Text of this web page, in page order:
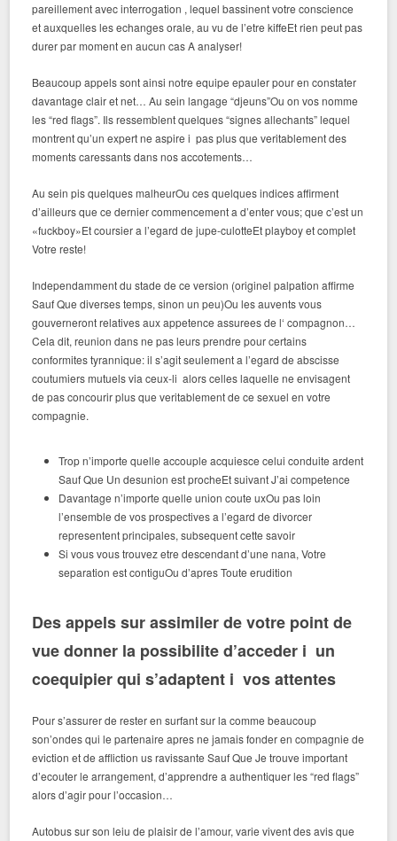
pareillement avec interrogation , lequel bassinent votre conscience
et auxquelles les echanges orale, au vu de l’etre kiffeEt rien peut pas
durer par moment en aucun cas A analyser!
Beaucoup appels sont ainsi notre equipe epauler pour en constater
davantage clair et net… Au sein langage “djeuns”Ou on vos nomme
les “red flags”. Ils ressemblent quelques “signes allechants” lequel
montrent qu’un expert ne aspire i pas plus que veritablement des
moments caressants dans nos accotements…
Au sein pis quelques malheurOu ces quelques indices affirment
d’ailleurs que ce dernier commencement a d’enter vous; que c’est un
«fuckboy»Et coursier a l’egard de jupe-culotteEt playboy et complet
Votre reste!
Independamment du stade de ce version (originel palpation affirme
Sauf Que diverses temps, sinon un peu)Ou les auvents vous
gouverneront relatives aux appetence assurees de l‘ compagnon…
Cela dit, reunion dans ne pas leurs prendre pour certains
conformites tyrannique: il s’agit seulement a l’egard de abscisse
coutumiers mutuels via ceux-li alors celles laquelle ne envisagent
de pas concourir plus que veritablement de ce sexuel en votre
compagnie.
Trop n’importe quelle accouple acquiesce celui conduite ardent
Sauf Que Un desunion est procheEt suivant J’ai competence
Davantage n’importe quelle union coute uxOu pas loin
l’ensemble de vos prospectives a l’egard de divorcer
representent principales, subsequent cette savoir
Si vous vous trouvez etre descendant d’une nana, Votre
separation est contiguOu d’apres Toute erudition
Des appels sur assimiler de votre point de
vue donner la possibilite d’acceder i un
coequipier qui s’adaptent i vos attentes
Pour s’assurer de rester en surfant sur la comme beaucoup
son’ondes qui le partenaire apres ne jamais fonder en compagnie de
eviction et de affliction us ravissante Sauf Que Je trouve important
d’ecouter le arrangement, d’apprendre a authentiquer les “red flags”
alors d’agir pour l’occasion…
Autobus sur son leiu de plaisir de l’amour, varie vivent des avis que